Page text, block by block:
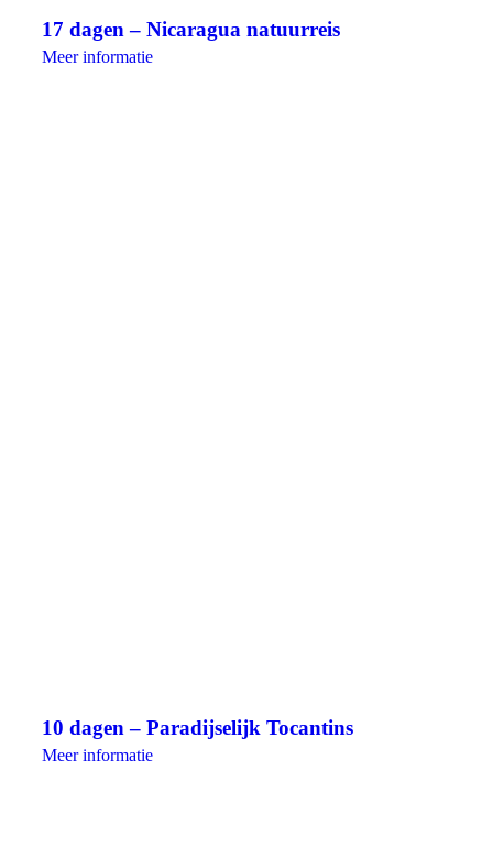
17 dagen – Nicaragua natuurreis
Meer informatie
10 dagen – Paradijselijk Tocantins
Meer informatie